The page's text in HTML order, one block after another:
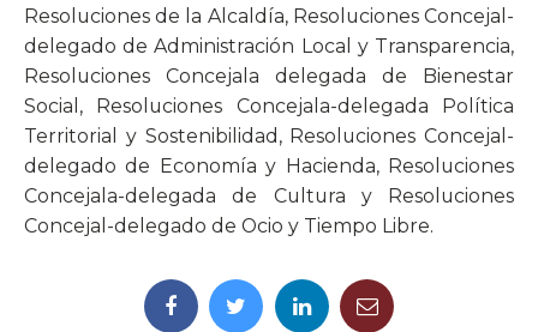
Resoluciones de la Alcaldía, Resoluciones Concejal-
delegado de Administración Local y Transparencia,
Resoluciones Concejala delegada de Bienestar
Social, Resoluciones Concejala-delegada Política
Territorial y Sostenibilidad, Resoluciones Concejal-
delegado de Economía y Hacienda, Resoluciones
Concejala-delegada de Cultura y Resoluciones
Concejal-delegado de Ocio y Tiempo Libre.